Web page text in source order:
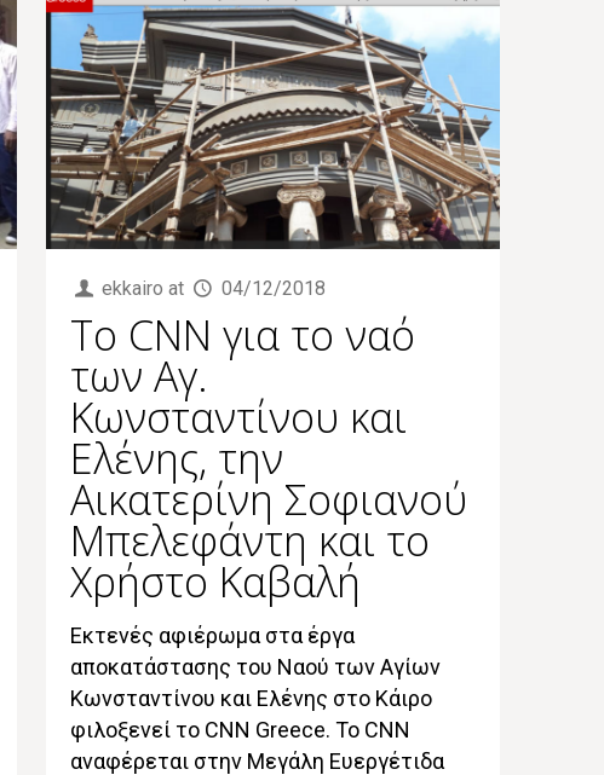
ekkairo at 04/12/2018
Το CNN για το ναό
των Αγ.
Κωνσταντίνου και
Ελένης, την
Αικατερίνη Σοφιανού
Μπελεφάντη και το
Χρήστο Καβαλή
Εκτενές αφιέρωμα στα έργα
αποκατάστασης του Ναού των Αγίων
Κωνσταντίνου και Ελένης στο Κάιρο
φιλοξενεί το CNN Greece. To CNN
αναφέρεται στην Μεγάλη Ευεργέτιδα